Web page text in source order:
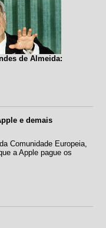
de Almeida:
e demais
Comunidade Europeia,
a Apple pague os